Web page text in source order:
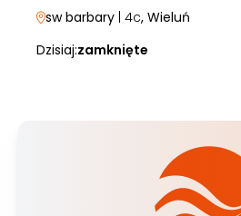
sw barbary | 4c, Wieluń
Dzisiaj:zamknięte